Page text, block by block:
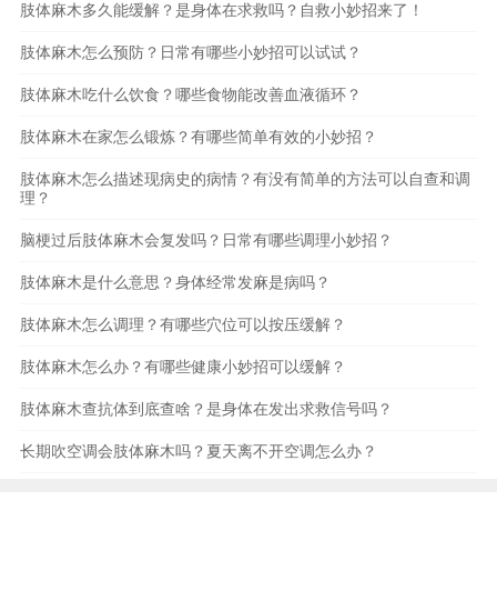
肢体麻木多久能缓解？是身体在求救吗？自救小妙招来了！
肢体麻木怎么预防？日常有哪些小妙招可以试试？
肢体麻木吃什么饮食？哪些食物能改善血液循环？
肢体麻木在家怎么锻炼？有哪些简单有效的小妙招？
肢体麻木怎么描述现病史的病情？有没有简单的方法可以自查和调
理？
脑梗过后肢体麻木会复发吗？日常有哪些调理小妙招？
肢体麻木是什么意思？身体经常发麻是病吗？
肢体麻木怎么调理？有哪些穴位可以按压缓解？
肢体麻木怎么办？有哪些健康小妙招可以缓解？
肢体麻木查抗体到底查啥？是身体在发出求救信号吗？
长期吹空调会肢体麻木吗？夏天离不开空调怎么办？